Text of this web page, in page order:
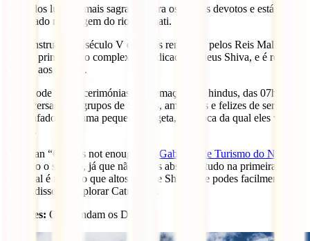
É um dos lugares mais sagrados para os hindus devotos e está
localizado na margem do rio Bagmati.
Foi construído no século V e depois renovado pelos Reis Malla. O
templo principal do complexo é dedicado ao deus Shiva, e é restrito
apenas aos hindus.
Aqui pode ver as cerimónias de cremação dos hindus, das 07h-10h.
E conversar com grupos de Sadhus, amigáveis e felizes de ser
fotografados por uma pequena gorgeta, em troca da qual eles vão-te
benzer.
O slogan “Once is not enough” do Gabinete de Turismo do Nepal
faz todo o sentido, já que não podes absorver tudo na primeira visita.
O Nepal é mais do que altos picos e Sherpas, e podes facilmente ter
noção disso ao explorar Catmandu.
Autores: Onde andam os Duarte?